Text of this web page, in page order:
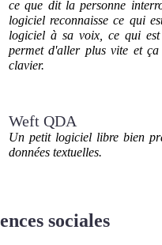
ce que dit la personne
logiciel reconnaisse ce qui
logiciel à sa voix, ce qui
permet d'aller plus vite et
clavier.
Weft QDA
Un petit logiciel libre bien
données textuelles.
sociales